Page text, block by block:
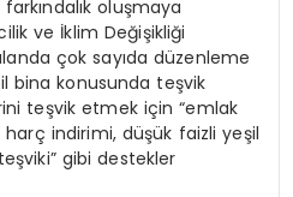
oluşmaya
ve İklim Değişikliği
çok sayıda düzenleme
bina konusunda teşvik
teşvik etmek için “emlak
indirimi, düşük faizli yeşil
gibi destekler